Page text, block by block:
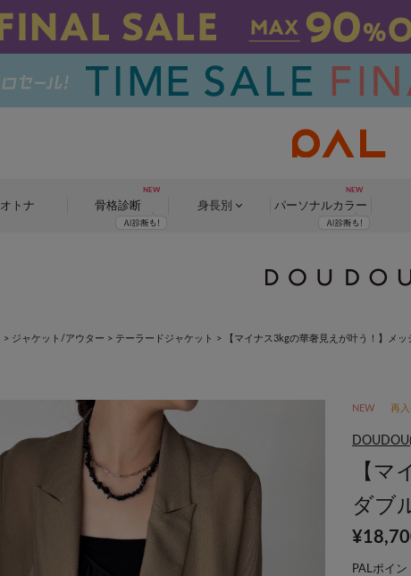
オトナ 骨格診断 身長別 パーソナルカラー
> ジャケット/アウター > テーラードジャケット > 【マイナス3kgの華奢見えが叶う！】メッ
NEW 再
【マ
ダブ
¥
PALポイン